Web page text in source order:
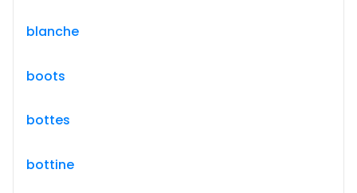
blanche
boots
bottes
bottine